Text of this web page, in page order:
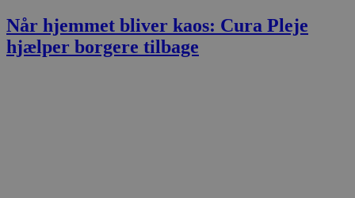
Når hjemmet bliver kaos: Cura Pleje
hjælper borgere tilbage